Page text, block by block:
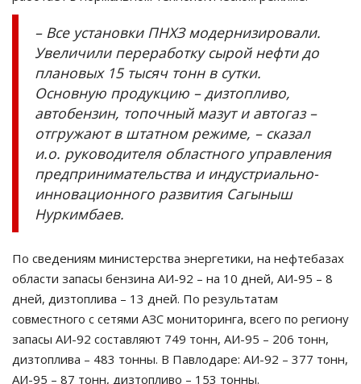
Қазақша Русский
– Все установки ПНХЗ модернизировали.
Увеличили переработку сырой нефти до
плановых 15 тысяч тонн в сутки.
Основную продукцию – дизтопливо,
автобензин, топочный мазут и автогаз –
отгружают в штатном режиме, – сказал
и.о. руководителя областного управления
предпринимательства и индустриально-
инновационного развития Сагыныш
Нуркимбаев.
По сведениям министерства энергетики, на нефтебазах
области запасы бензина АИ-92 – на 10 дней, АИ-95 – 8
дней, дизтоплива – 13 дней. По результатам
совместного с сетями АЗС мониторинга, всего по региону
запасы АИ-92 составляют 749 тонн, АИ-95 – 206 тонн,
дизтоплива – 483 тонны. В Павлодаре: АИ-92 – 377 тонн,
АИ-95 – 87 тонн, дизтопливо – 153 тонны.